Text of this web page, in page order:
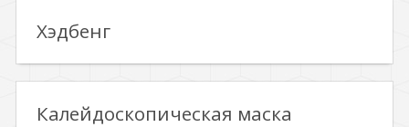
Хэдбенг
Калейдоскопическая маска